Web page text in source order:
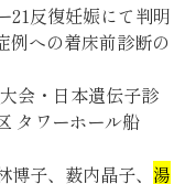
21反復妊娠にて判明
例への着床前診断の
会・日本遺伝子診
タワーホール船
子、薮内晶子、 湯